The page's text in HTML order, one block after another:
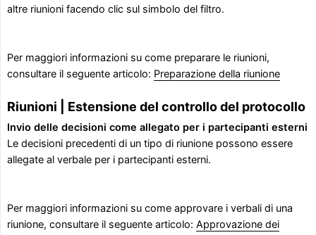
altre riunioni facendo clic sul simbolo del filtro.
Per maggiori informazioni su come preparare le riunioni,
consultare il seguente articolo: Preparazione della riunione
Riunioni | Estensione del controllo del protocollo
Invio delle decisioni come allegato per i partecipanti esterni
Le decisioni precedenti di un tipo di riunione possono essere
allegate al verbale per i partecipanti esterni.
Per maggiori informazioni su come approvare i verbali di una
riunione, consultare il seguente articolo: Approvazione dei